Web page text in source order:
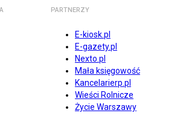
PARTNERZY
E-kiosk.pl
E-gazety.pl
Nexto.pl
Mała księgowość
Kancelarierp.pl
Wieści Rolnicze
Życie Warszawy